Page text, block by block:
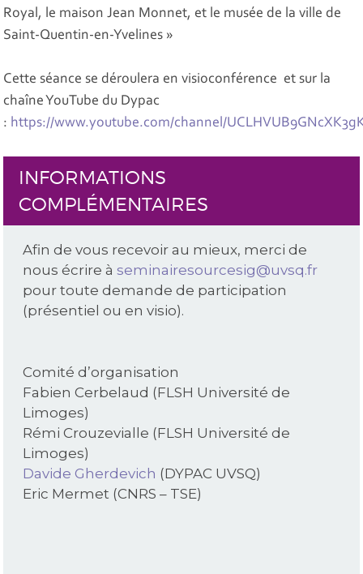
Royal, le maison Jean Monnet, et le musée de la ville de
Saint-Quentin-en-Yvelines »
Cette séance se déroulera en visioconférence et sur la
chaîne YouTube du Dypac
: https://www.youtube.com/channel/
INFORMATIONS
COMPLÉMENTAIRES
Afin de vous recevoir au mieux, merci de
nous écrire àseminairesourcesig@uvsq.fr
pour toute demande de participation
(présentiel ou en visio).
Comité d’organisation
Fabien Cerbelaud (FLSH Université de
Limoges)
Rémi Crouzevialle (FLSH Université de
Limoges)
Davide Gherdevich (DYPAC UVSQ)
Eric Mermet (CNRS – TSE)